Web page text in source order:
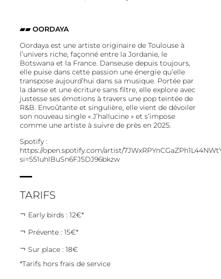
▰▰OORDAYA
Oordaya est une artiste originaire de Toulouse à
l’univers riche, façonné entre la Jordanie, le
Botswana et la France. Danseuse depuis toujours,
elle puise dans cette passion une énergie qu’elle
transpose aujourd’hui dans sa musique. Portée par
la danse et une écriture sans filtre, elle explore avec
justesse ses émotions à travers une pop teintée de
R&B. Envoûtante et singulière, elle vient de dévoiler
son nouveau single « J’hallucine » et s’impose
comme une artiste à suivre de près en 2025.
Spotify :
https://open.spotify.com/artist/
si=551uhlBuSn6FJ5DJ96bkzw
TARIFS
Early birds : 12€*
Prévente : 15€*
Sur place : 18€
*Tarifs hors frais de service